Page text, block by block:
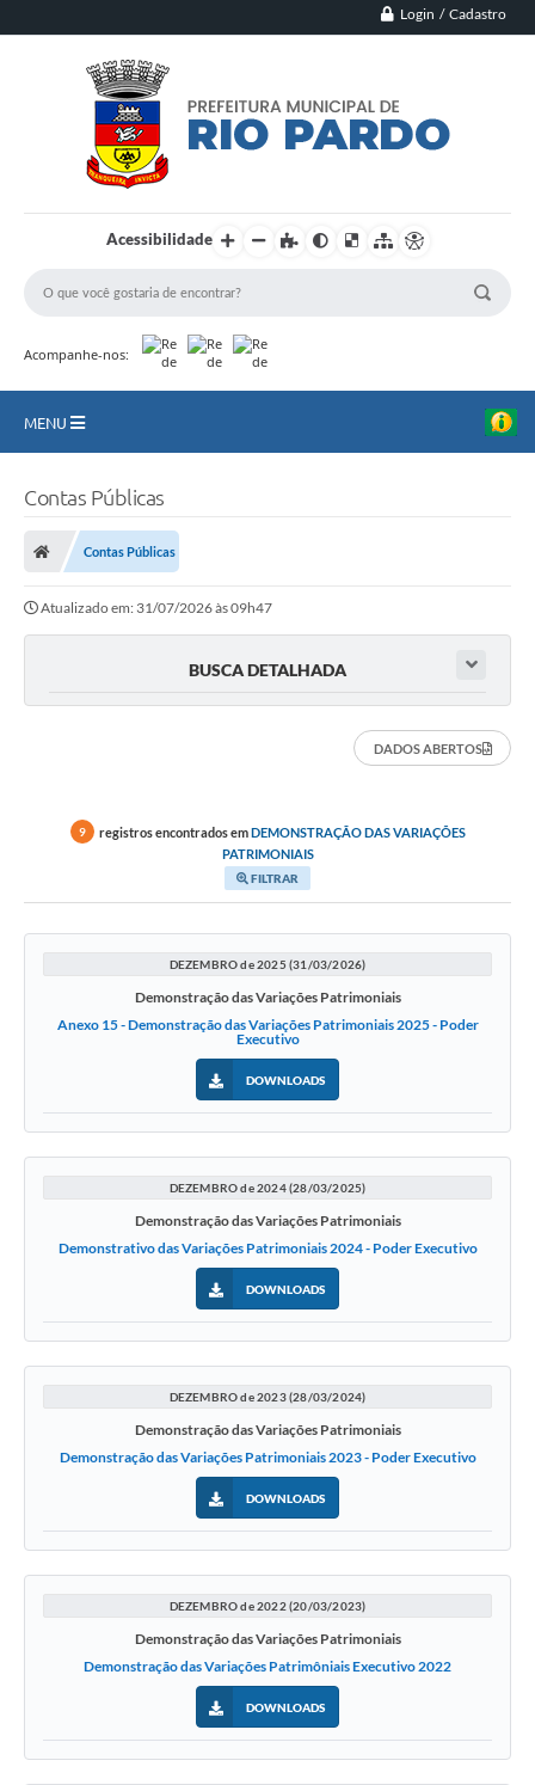
Login / Cadastro
Acessibilidade
Acompanhe-nos:
MENU
Prefeitura
ACESSO À INFORMAÇÃO
Portal do Servidor
Serviços ao Cidadão
Arquivos para Download
Legislação
Editais
Serviços Online
Transparência
Contas Públicas
Contas Públicas
Atualizado em: 31/07/2026 às 09h47
BUSCA DETALHADA
DADOS ABERTOS
9 registros encontrados emDEMONSTRAÇÃO DAS VARIAÇÕES
PATRIMONIAIS
FILTRAR
DEZEMBRO de 2025 (31/03/2026)
Demonstração das Variações Patrimoniais
Anexo 15 - Demonstração das Variações Patrimoniais 2025 - Poder
Executivo
DOWNLOADS
DEZEMBRO de 2024 (28/03/2025)
Demonstração das Variações Patrimoniais
Demonstrativo das Variações Patrimoniais 2024 - Poder Executivo
DOWNLOADS
DEZEMBRO de 2023 (28/03/2024)
Demonstração das Variações Patrimoniais
Demonstração das Variações Patrimoniais 2023 - Poder Executivo
DOWNLOADS
DEZEMBRO de 2022 (20/03/2023)
Demonstração das Variações Patrimoniais
Demonstração das Variações Patrimôniais Executivo 2022
DOWNLOADS